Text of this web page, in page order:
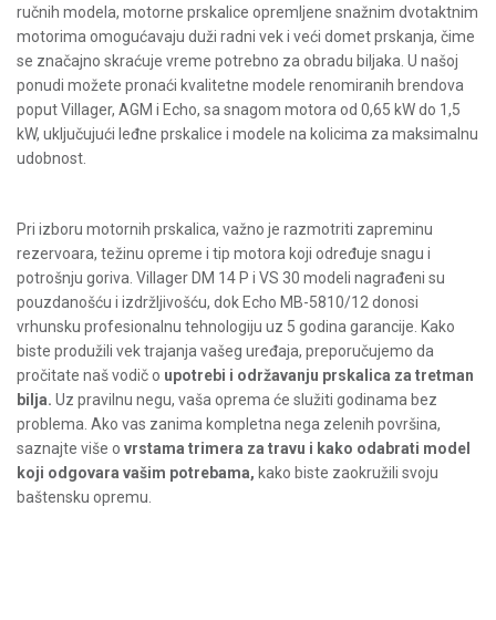
ručnih modela, motorne prskalice opremljene snažnim dvotaktnim
motorima omogućavaju duži radni vek i veći domet prskanja, čime
se značajno skraćuje vreme potrebno za obradu biljaka. U našoj
ponudi možete pronaći kvalitetne modele renomiranih brendova
poput Villager, AGM i Echo, sa snagom motora od 0,65 kW do 1,5
kW, uključujući leđne prskalice i modele na kolicima za maksimalnu
udobnost.
Pri izboru motornih prskalica, važno je razmotriti zapreminu
rezervoara, težinu opreme i tip motora koji određuje snagu i
potrošnju goriva. Villager DM 14 P i VS 30 modeli nagrađeni su
pouzdanošću i izdržljivošću, dok Echo MB-5810/12 donosi
vrhunsku profesionalnu tehnologiju uz 5 godina garancije. Kako
biste produžili vek trajanja vašeg uređaja, preporučujemo da
pročitate naš vodič o upotrebi i održavanju prskalica za tretman
bilja. Uz pravilnu negu, vaša oprema će služiti godinama bez
problema. Ako vas zanima kompletna nega zelenih površina,
saznajte više o vrstama trimera za travu i kako odabrati model
koji odgovara vašim potrebama, kako biste zaokružili svoju
baštensku opremu.